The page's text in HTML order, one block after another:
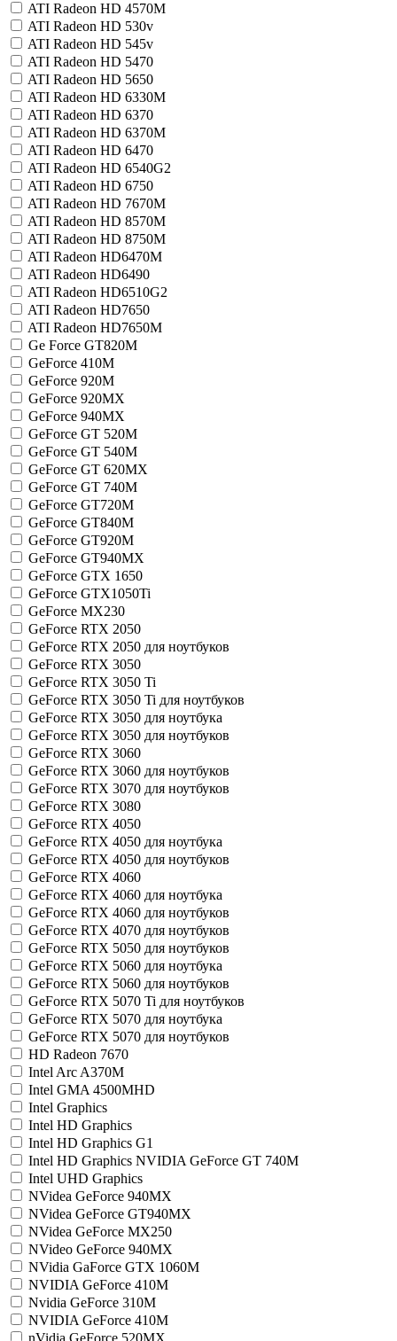
ATI Radeon HD 4570M
ATI Radeon HD 530v
ATI Radeon HD 545v
ATI Radeon HD 5470
ATI Radeon HD 5650
ATI Radeon HD 6330M
ATI Radeon HD 6370
ATI Radeon HD 6370M
ATI Radeon HD 6470
ATI Radeon HD 6540G2
ATI Radeon HD 6750
ATI Radeon HD 7670M
ATI Radeon HD 8570M
ATI Radeon HD 8750M
ATI Radeon HD6470M
ATI Radeon HD6490
ATI Radeon HD6510G2
ATI Radeon HD7650
ATI Radeon HD7650M
Ge Force GT820M
GeForce 410M
GeForce 920M
GeForce 920MX
GeForce 940MX
GeForce GT 520M
GeForce GT 540M
GeForce GT 620MX
GeForce GT 740M
GeForce GT720M
GeForce GT840M
GeForce GT920M
GeForce GT940MX
GeForce GTX 1650
GeForce GTX1050Ti
GeForce MX230
GeForce RTX 2050
GeForce RTX 2050 для ноутбуков
GeForce RTX 3050
GeForce RTX 3050 Ti
GeForce RTX 3050 Ti для ноутбуков
GeForce RTX 3050 для ноутбука
GeForce RTX 3050 для ноутбуков
GeForce RTX 3060
GeForce RTX 3060 для ноутбуков
GeForce RTX 3070 для ноутбуков
GeForce RTX 3080
GeForce RTX 4050
GeForce RTX 4050 для ноутбука
GeForce RTX 4050 для ноутбуков
GeForce RTX 4060
GeForce RTX 4060 для ноутбука
GeForce RTX 4060 для ноутбуков
GeForce RTX 4070 для ноутбуков
GeForce RTX 5050 для ноутбуков
GeForce RTX 5060 для ноутбука
GeForce RTX 5060 для ноутбуков
GeForce RTX 5070 Ti для ноутбуков
GeForce RTX 5070 для ноутбука
GeForce RTX 5070 для ноутбуков
HD Radeon 7670
Intel Arc A370M
Intel GMA 4500MHD
Intel Graphics
Intel HD Graphics
Intel HD Graphics G1
Intel HD Graphics NVIDIA GeForce GT 740M
Intel UHD Graphics
NVidea GeForce 940MX
NVidea GeForce GT940MX
NVidea GeForce MX250
NVideo GeForce 940MX
NVidia GaForce GTX 1060M
NVIDIA GeForce 410M
Nvidia GeForce 310M
NVIDIA GeForce 410M
nVidia GeForce 520MX